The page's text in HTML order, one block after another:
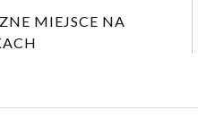
MIEJSCE NA